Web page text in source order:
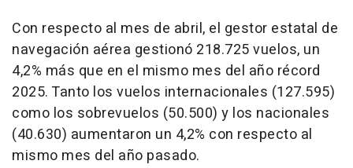
Con respecto al mes de abril, el gestor estatal de
navegación aérea gestionó 218.725 vuelos, un
4,2% más que en el mismo mes del año récord
2025. Tanto los vuelos internacionales (127.595)
como los sobrevuelos (50.500) y los nacionales
(40.630) aumentaron un 4,2% con respecto al
mismo mes del año pasado.